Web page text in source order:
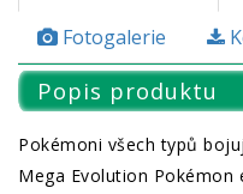
Fotogalerie
Popis produktu
Pokémoni všech typů
Mega Evolution Pokémon